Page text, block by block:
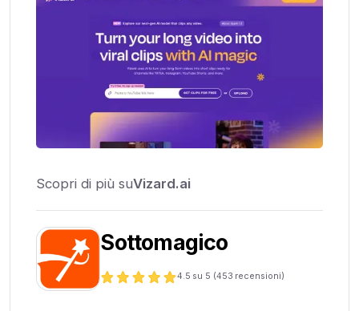
Scopri di più suVizard.ai
Sottomagico
4.5 su 5 (453 recensioni)